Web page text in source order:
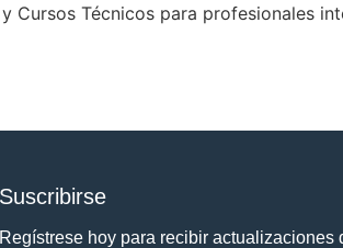
Cursos Técnicos para profesionales
Suscribirse
Regístrese hoy para recibir